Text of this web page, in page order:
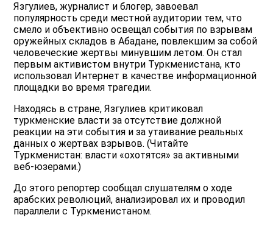
Язгулиев, журналист и блогер, завоевал
популярность среди местной аудитории тем, что
смело и объективно освещал события по взрывам
оружейных складов в Абадане, повлекшим за собой
человеческие жертвы минувшим летом. Он стал
первым активистом внутри Туркменистана, кто
использовал Интернет в качестве информационной
площадки во время трагедии.
Находясь в стране, Язгулиев критиковал
туркменские власти за отсутствие должной
реакции на эти события и за утаивание реальных
данных о жертвах взрывов. (Читайте
Туркменистан: власти «охотятся» за активными
веб-юзерами.)
До этого репортер сообщал слушателям о ходе
арабских революций, анализировал их и проводил
параллели с Туркменистаном.